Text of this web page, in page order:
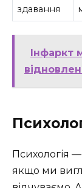
здавання
Інфаркт
Психологія
якщо ми